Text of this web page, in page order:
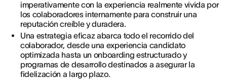
imperativamente con la experiencia realmente vivida por
los colaboradores internamente para construir una
reputación creíble y duradera.
Una estrategia eficaz abarca todo el recorrido del
colaborador, desde una experiencia candidato
optimizada hasta un onboarding estructurado y
programas de desarrollo destinados a asegurar la
fidelización a largo plazo.